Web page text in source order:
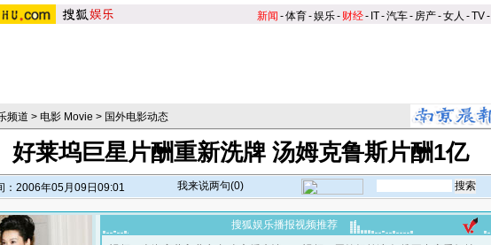
新闻 -体育-娱乐- 财经- IT-汽车- 房产-女人 -TV-
频道 > 电影 Movie > 国外电影动态
好莱坞巨星片酬重新洗牌 汤姆克鲁斯片酬1亿
：2006年05月09日09:01 我来说两句(0)
搜狐娱乐播报视频推荐